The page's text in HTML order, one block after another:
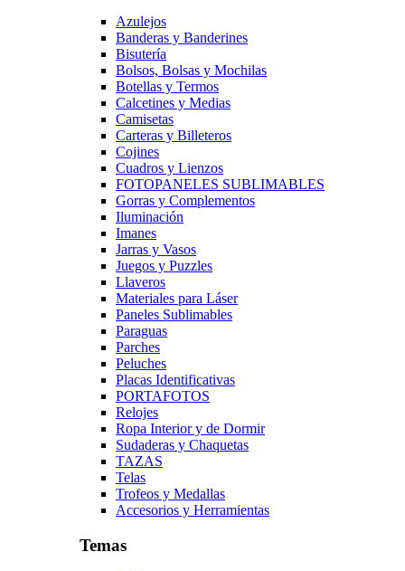
Azulejos
Banderas y Banderines
Bisutería
Bolsos, Bolsas y Mochilas
Botellas y Termos
Calcetines y Medias
Camisetas
Carteras y Billeteros
Cojines
Cuadros y Lienzos
FOTOPANELES SUBLIMABLES
Gorras y Complementos
Iluminación
Imanes
Jarras y Vasos
Juegos y Puzzles
Llaveros
Materiales para Láser
Paneles Sublimables
Paraguas
Parches
Peluches
Placas Identificativas
PORTAFOTOS
Relojes
Ropa Interior y de Dormir
Sudaderas y Chaquetas
TAZAS
Telas
Trofeos y Medallas
Accesorios y Herramientas
Temas